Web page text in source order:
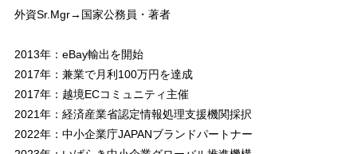
外資Sr.Mgr→国家公務員・著者
2013年：eBay輸出を開始
2017年：兼業で月利100万円を達成
2017年：越境ECコミュニティ主催
2021年：経済産業省認定情報処理支援機関採択
2022年：中小企業庁JAPANブランドパートナー